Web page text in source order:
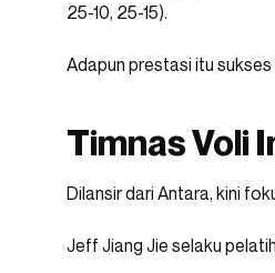
25-10, 25-15).
Adapun prestasi itu
Timnas Voli
Dilansir dari Antara, kini
Jeff Jiang Jie selaku